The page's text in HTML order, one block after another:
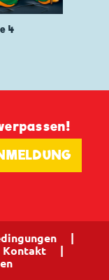
4
Kontakt